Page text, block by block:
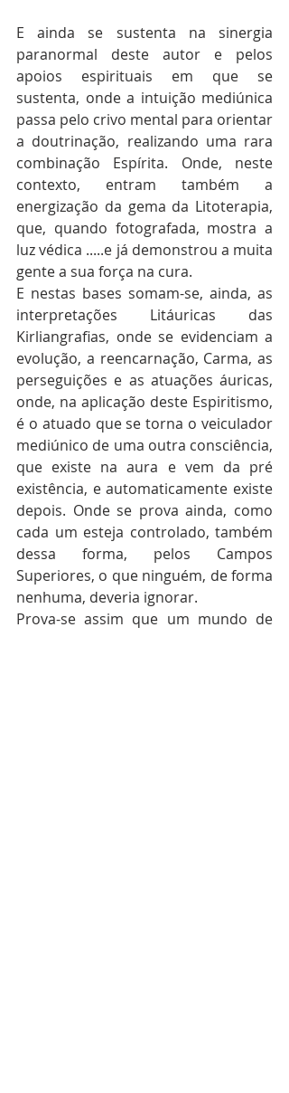
E ainda se sustenta na sinergia
paranormal deste autor e pelos
apoios espirituais em que se
sustenta, onde a intuição mediúnica
passa pelo crivo mental para orientar
a doutrinação, realizando uma rara
combinação Espírita. Onde, neste
contexto, entram também a
energização da gema da Litoterapia,
que, quando fotografada, mostra a
luz védica .....e já demonstrou a muita
gente a sua força na cura.
E nestas bases somam-se, ainda, as
interpretações Litáuricas das
Kirliangrafias, onde se evidenciam a
evolução, a reencarnação, Carma, as
perseguições e as atuações áuricas,
onde, na aplicação deste Espiritismo,
é o atuado que se torna o veiculador
mediúnico de uma outra consciência,
que existe na aura e vem da pré
existência, e automaticamente existe
depois. Onde se prova ainda, como
cada um esteja controlado, também
dessa forma, pelos Campos
Superiores, o que ninguém, de forma
nenhuma, deveria ignorar.
Prova-se assim que um mundo de